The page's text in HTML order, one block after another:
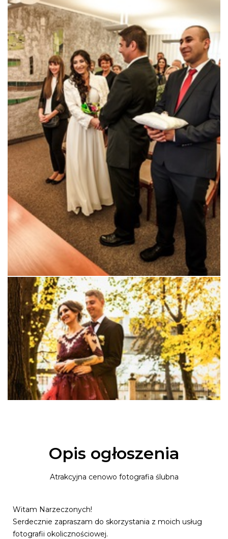
Opis ogłoszenia
Atrakcyjna cenowo fotografia ślubna
Witam Narzeczonych!
Serdecznie zapraszam do skorzystania z moich usług
fotografii okolicznościowej.